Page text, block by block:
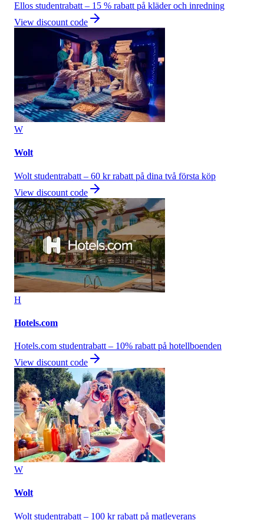
Ellos studentrabatt – 15 % rabatt på kläder och inredning
View discount code
W
Wolt
Wolt studentrabatt – 60 kr rabatt på dina två första köp
View discount code
H
Hotels.com
Hotels.com studentrabatt – 10% rabatt på hotellboenden
View discount code
W
Wolt
Wolt studentrabatt – 100 kr rabatt på matleverans